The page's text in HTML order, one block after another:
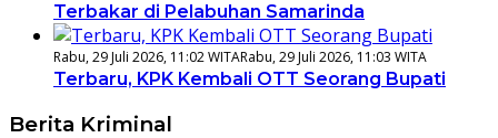
Terbakar di Pelabuhan Samarinda
Rabu, 29 Juli 2026, 11:02 WITARabu, 29 Juli 2026, 11:03 WITA
Terbaru, KPK Kembali OTT Seorang Bupati
Berita Kriminal